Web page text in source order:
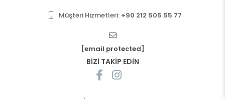
Müşteri Hizmetleri: +90 212 505 55 77
[email protected]
BİZİ TAKİP EDİN